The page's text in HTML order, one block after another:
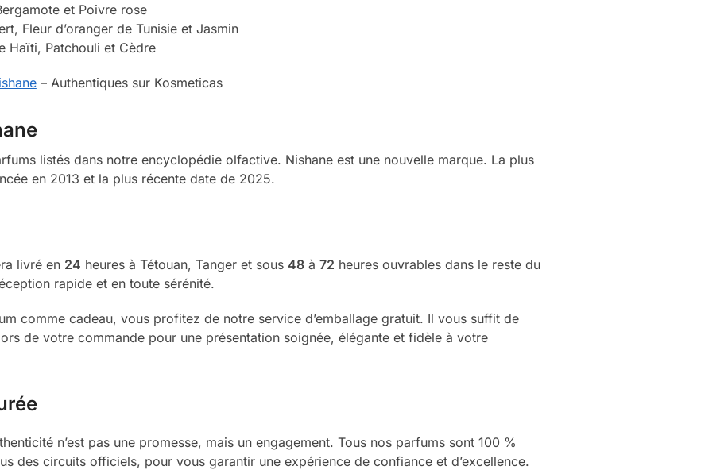
et Poivre rose
Fleur d’oranger de Tunisie et Jasmin
Haïti, Patchouli et Cèdre
– Authentiques sur Kosmeticas
listés dans notre encyclopédie olfactive. Nishane est une nouvelle marque. La plus
en 2013 et la plus récente date de 2025.
livré en 24 heures à Tétouan, Tanger et sous 48à 72 heures ouvrables dans le reste du
rapide et en toute sérénité.
comme cadeau, vous profitez de notre service d’emballage gratuit. Il vous suffit de
de votre commande pour une présentation soignée, élégante et fidèle à votre
n’est pas une promesse, mais un engagement. Tous nos parfums sont 100 %
des circuits officiels, pour vous garantir une expérience de confiance et d’excellence.